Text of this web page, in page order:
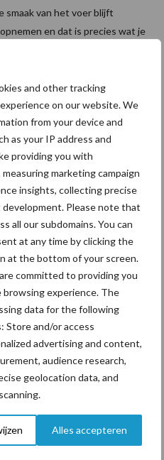
and other tracking
on our website. We
from your device and
as your IP address and
providing you with
marketing campaign
insights, collecting precise
Please note that
all our subdomains. You can
at any time by clicking the
at the bottom of your screen.
committed to providing you
experience. The
data for the following
Store and/or access
advertising and content,
audience research,
geolocation data, and
Alles accepteren
smaak van het voer blijft
en dat is precies wat je
blijft
en
houden handel
een vaak
risicofactor
ziet volume en
groeien in
Nederlandse